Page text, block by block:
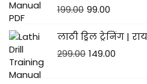
199.00 99.00
लाठी ड्रिल ट्रेनिंग |
299.00 149.00